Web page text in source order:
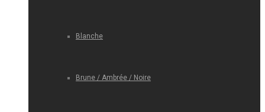
Blanche
Brune / Ambrée / Noire